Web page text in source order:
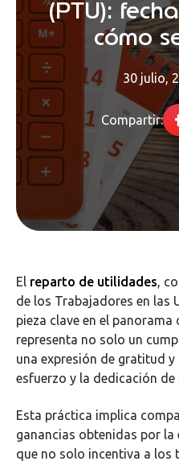
(PTU):
cómo
30 julio,
Compartir:
El reparto de utilidades,
de los Trabajadores en las
pieza clave en el
representa no solo un
una expresión de gratitud
esfuerzo y la dedicación de
Esta práctica implica
ganancias obtenidas por la
que no solo incentiva a los